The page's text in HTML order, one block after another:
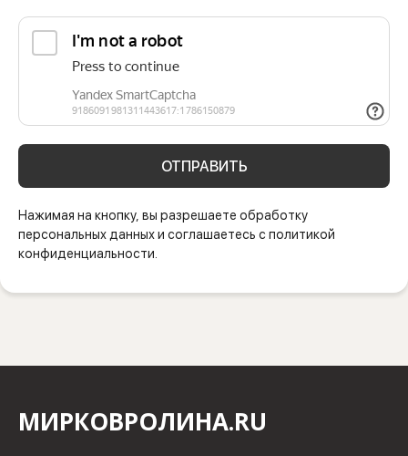
ОТПРАВИТЬ
Нажимая на кнопку, вы разрешаете обработку
персональных данных и соглашаетесь с политикой
конфиденциальности.
МИРКОВРОЛИНА.RU